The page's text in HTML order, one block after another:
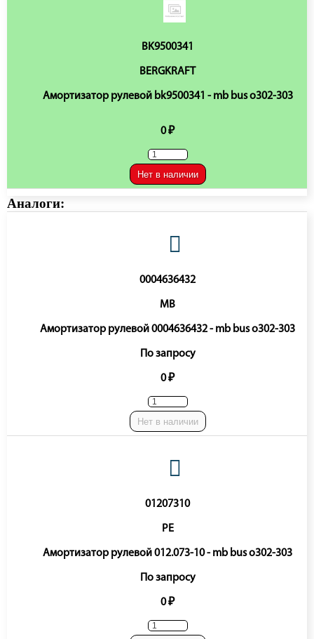
BK9500341
BERGKRAFT
Амортизатор рулевой bk9500341 - mb bus o302-303
0 ₽
Нет в наличии
Аналоги:
0004636432
MB
Амортизатор рулевой 0004636432 - mb bus o302-303
По запросу
0 ₽
Нет в наличии
01207310
PE
Амортизатор рулевой 012.073-10 - mb bus o302-303
По запросу
0 ₽